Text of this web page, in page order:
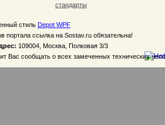
стандарты
стиль Depot WPF
портала ссылка на Sostav.ru обязательна!
109004, Москва, Полковая 3/3
Вас сообщать о всех замеченных технических